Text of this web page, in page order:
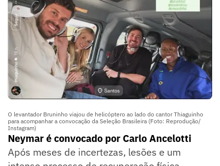
O levantador Bruninho viajou de helicóptero ao lado do cantor Thiaguinho
para acompanhar a convocação da Seleção Brasileira (Foto: Reprodução/
Instagram)
Neymar é convocado por Carlo Ancelotti
Após meses de incertezas, lesões e um